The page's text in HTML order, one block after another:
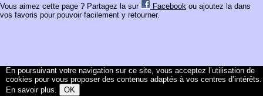
Vous aimez cette page ? Partagez la sur
Facebook ou ajoutez la dans
vos favoris pour pouvoir facilement y retourner.
En poursuivant votre navigation sur ce site, vous acceptez l’utilisation de
cookies pour vous proposer des contenus adaptés à vos centres d’intérêts.
En savoir plus. OK